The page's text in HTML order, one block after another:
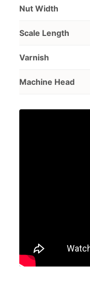
Nut Width
Scale Length
Varnish
Machine Head